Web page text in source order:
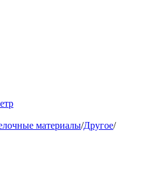
материалы/Другое/